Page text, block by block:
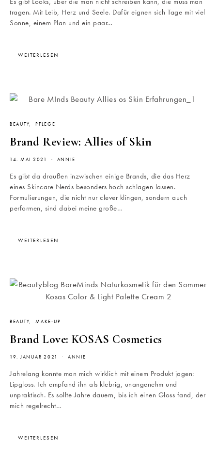
tragen. Mit Leib, Herz und Seele. Dafür eignen sich Tage mit viel
Sonne, einem Plan und ein paar…
WEITERLESEN
BEAUTY PFLEGE
Brand Review: Allies of Skin
14. MAI 2021 ANNIE
Es gibt da draußen inzwischen einige Brands, die das Herz
eines Skincare Nerds besonders hoch schlagen lassen.
Formulierungen, die nicht nur clever klingen, sondern auch
performen, sind dabei meine große…
WEITERLESEN
BEAUTY MAKE-UP
Brand Love: KOSAS Cosmetics
19. JANUAR 2021 ANNIE
Jahrelang konnte man mich wirklich mit einem Produkt jagen:
Lipgloss. Ich empfand ihn als klebrig, unangenehm und
unpraktisch. Es sollte Jahre dauern, bis ich einen Gloss fand, der
mich regelrecht…
WEITERLESEN